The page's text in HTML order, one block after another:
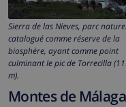
Sierra de las Nieves, parc
catalogué comme réserve de la
biosphère, ayant comme point
culminant le pic de Torrecilla
m).
Montes de Málaga